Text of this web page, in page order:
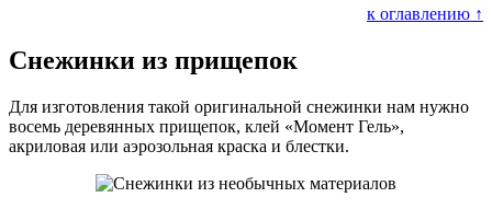
к оглавлению ↑
Снежинки из прищепок
Для изготовления такой оригинальной снежинки нам нужно
восемь деревянных прищепок, клей «Момент Гель»,
акриловая или аэрозольная краска и блестки.